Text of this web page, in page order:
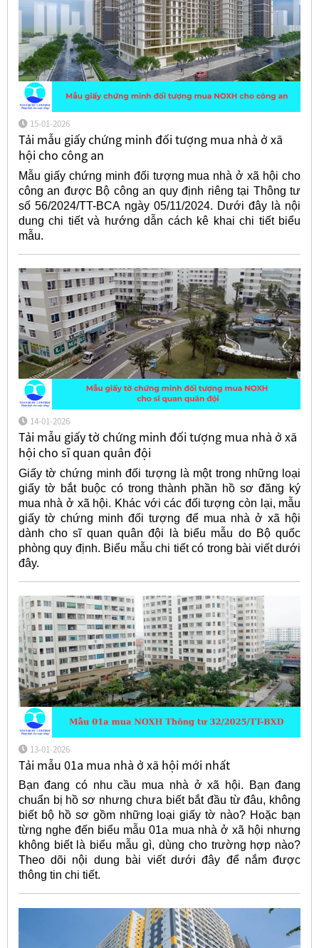
15-01-2026
Tải mẫu giấy chứng minh đối tượng mua nhà ở xã
hội cho công an
Mẫu giấy chứng minh đối tượng mua nhà ở xã hội cho
công an được Bộ công an quy định riêng tại Thông tư
số 56/2024/TT-BCA ngày 05/11/2024. Dưới đây là nội
dung chi tiết và hướng dẫn cách kê khai chi tiết biểu
mẫu.
14-01-2026
Tải mẫu giấy tờ chứng minh đối tượng mua nhà ở xã
hội cho sĩ quan quân đội
Giấy tờ chứng minh đối tượng là một trong những loại
giấy tờ bắt buộc có trong thành phần hồ sơ đăng ký
mua nhà ở xã hội. Khác với các đối tượng còn lại, mẫu
giấy tờ chứng minh đối tượng để mua nhà ở xã hội
dành cho sĩ quan quân đội là biểu mẫu do Bộ quốc
phòng quy định. Biểu mẫu chi tiết có trong bài viết dưới
đây.
13-01-2026
Tải mẫu 01a mua nhà ở xã hội mới nhất
Bạn đang có nhu cầu mua nhà ở xã hội. Bạn đang
chuẩn bị hồ sơ nhưng chưa biết bắt đầu từ đâu, không
biết bộ hồ sơ gồm những loại giấy tờ nào? Hoặc bạn
từng nghe đến biểu mẫu 01a mua nhà ở xã hội nhưng
không biết là biểu mẫu gì, dùng cho trường hợp nào?
Theo dõi nội dung bài viết dưới đây để nắm được
thông tin chi tiết.